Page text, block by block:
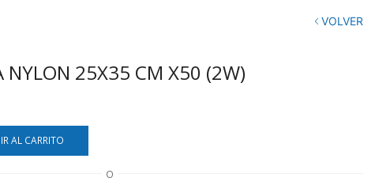
VOLVER
NYLON 25X35 CM X50 (2W)
AL CARRITO
O